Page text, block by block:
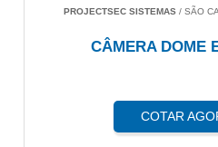
PROJECTSEC SISTEMAS / SÃO
CÂMERA DOME
COTAR